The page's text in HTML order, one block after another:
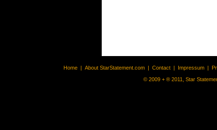
Home | About StarStatement.com | Contact | Impressum |
© 2009 + ® 2011, Star